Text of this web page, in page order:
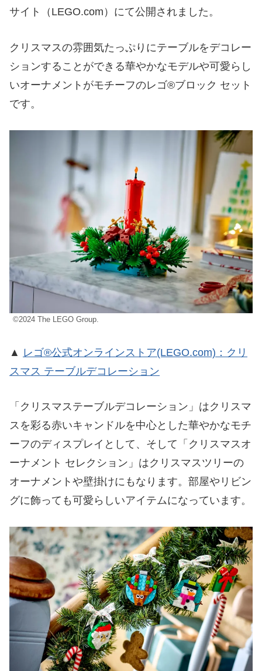
サイト（LEGO.com）にて公開されました。
クリスマスの雰囲気たっぷりにテーブルをデコレー
ションすることができる華やかなモデルや可愛らし
いオーナメントがモチーフのレゴ®ブロック セット
です。
©2024 The LEGO Group.
▲ レゴ®公式オンラインストア(LEGO.com)：クリ
スマス テーブルデコレーション
「クリスマステーブルデコレーション」はクリスマ
スを彩る赤いキャンドルを中心とした華やかなモチ
ーフのディスプレイとして、そして「クリスマスオ
ーナメント セレクション」はクリスマスツリーの
オーナメントや壁掛けにもなります。部屋やリビン
グに飾っても可愛らしいアイテムになっています。